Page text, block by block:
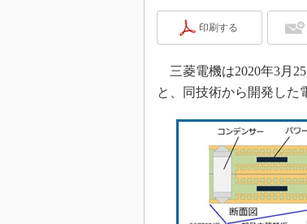
印刷する
三菱電機は2020年3月
と、同技術から開発した